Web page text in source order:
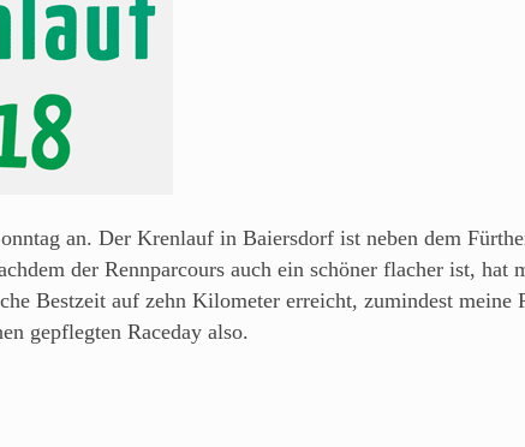
an. Der Krenlauf in Baiersdorf ist neben dem
der Rennparcours auch ein schöner flacher ist, hat
Bestzeit auf zehn Kilometer erreicht, zumindest meine
gepflegten Raceday also.